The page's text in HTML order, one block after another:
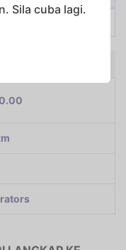
Sila cuba lagi.